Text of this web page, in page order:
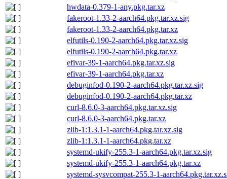
hwdata-0.379-1-any.pkg.tar.xz
fakeroot-1.33-2-aarch64.pkg.tar.xz.sig
fakeroot-1.33-2-aarch64.pkg.tar.xz
elfutils-0.190-2-aarch64.pkg.tar.xz.sig
elfutils-0.190-2-aarch64.pkg.tar.xz
efivar-39-1-aarch64.pkg.tar.xz.sig
efivar-39-1-aarch64.pkg.tar.xz
debuginfod-0.190-2-aarch64.pkg.tar.xz.sig
debuginfod-0.190-2-aarch64.pkg.tar.xz
curl-8.6.0-3-aarch64.pkg.tar.xz.sig
curl-8.6.0-3-aarch64.pkg.tar.xz
zlib-1:1.3.1-1-aarch64.pkg.tar.xz.sig
zlib-1:1.3.1-1-aarch64.pkg.tar.xz
systemd-ukify-255.3-1-aarch64.pkg.tar.xz.sig
systemd-ukify-255.3-1-aarch64.pkg.tar.xz
systemd-sysvcompat-255.3-1-